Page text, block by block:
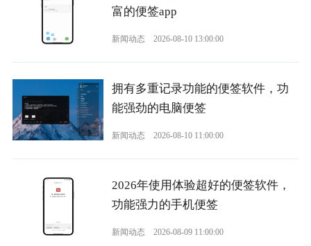
富的便签app
新闻动态 2026-08-10 13:00:00
拥有多重记录功能的便签软件，功
能强劲的电脑便签
新闻动态 2026-08-10 11:00:00
2026年使用体验超好的便签软件，
功能强力的手机便签
新闻动态 2026-08-09 11:00:00